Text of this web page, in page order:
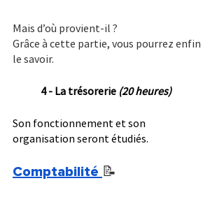
Mais d’où provient-il ?
Grâce à cette partie, vous pourrez enfin
le savoir.
4 - La trésorerie (20 heures)
Son fonctionnement et son
organisation seront étudiés.
Comptabilité 📝